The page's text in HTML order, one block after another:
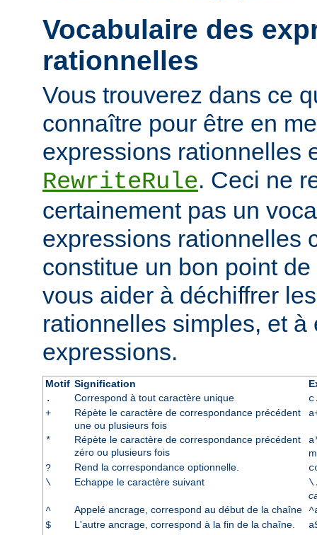
Vocabulaire des
rationnelles
Vous trouverez dans ce
connaître pour être en
expressions rationnelles
RewriteRule. Ceci ne
certainement pas un
expressions rationnelles
constitue un bon point
vous aider à déchiffrer
rationnelles simples, et à
expressions.
Motif Signification
.
Correspond à tout caractère unique
+
Répète le caractère de correspondance précédent
une ou plusieurs fois
*
Répète le caractère de correspondance précédent
zéro ou plusieurs fois
?
Rend la correspondance optionnelle.
\
Echappe le caractère suivant
^
Appelé ancrage, correspond au début de la chaîne
$
L'autre ancrage, correspond à la fin de la chaîne.